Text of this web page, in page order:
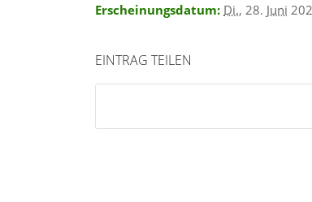
Erscheinungsdatum: Di., 28. Juni
EINTRAG TEILEN